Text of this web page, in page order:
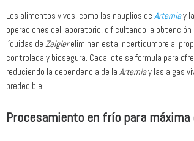
Los alimentos vivos, como las nauplios de Artemiay
operaciones del laboratorio, dificultando la
líquidas de Zeiglereliminan esta incertidumbre al
controlada y biosegura. Cada lote se formula para
reduciendo la dependencia de la Artemiay las algas
predecible.
Procesamiento en frío para